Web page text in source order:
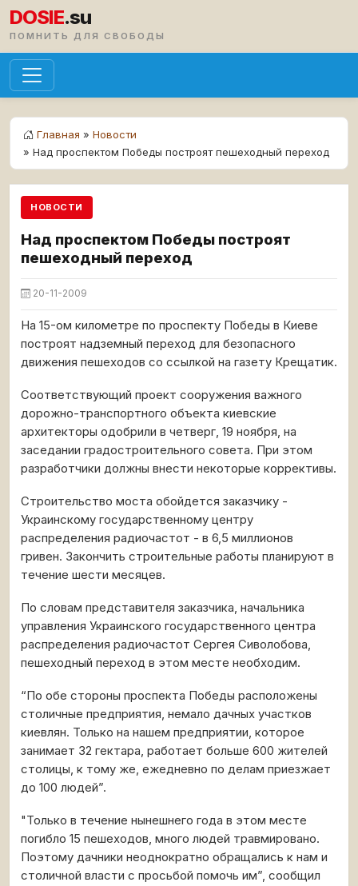
DOSIE.su
ПОМНИТЬ ДЛЯ СВОБОДЫ
Главная » Новости
» Над проспектом Победы построят пешеходный переход
НОВОСТИ
Над проспектом Победы построят
пешеходный переход
20-11-2009
На 15-ом километре по проспекту Победы в Киеве
построят надземный переход для безопасного
движения пешеходов со ссылкой на газету Крещатик.
Соответствующий проект сооружения важного
дорожно-транспортного объекта киевские
архитекторы одобрили в четверг, 19 ноября, на
заседании градостроительного совета. При этом
разработчики должны внести некоторые коррективы.
Строительство моста обойдется заказчику -
Украинскому государственному центру
распределения радиочастот - в 6,5 миллионов
гривен. Закончить строительные работы планируют в
течение шести месяцев.
По словам представителя заказчика, начальника
управления Украинского государственного центра
распределения радиочастот Сергея Сиволобова,
пешеходный переход в этом месте необходим.
“По обе стороны проспекта Победы расположены
столичные предприятия, немало дачных участков
киевлян. Только на нашем предприятии, которое
занимает 32 гектара, работает больше 600 жителей
столицы, к тому же, ежедневно по делам приезжает
до 100 людей”.
"Только в течение нынешнего года в этом месте
погибло 15 пешеходов, много людей травмировано.
Поэтому дачники неоднократно обращались к нам и
столичной власти с просьбой помочь им”, сообщил